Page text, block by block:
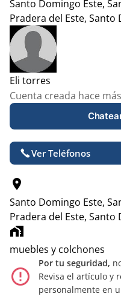
Santo Domingo Este,
Pradera del Este, Santo
+
−
Eli torres
Cuenta creada hace
Ver Teléfonos
location_on
Santo Domingo Este,
Pradera del Este, Santo
home_work
muebles y colchones
error_outline
Por tu seguridad,
Revisa el artículo y
personalmente en